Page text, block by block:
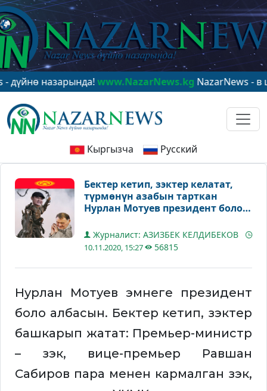
назарында!www.NazarNews.kgNazarNews - в
Кыргызча Русский
Бектер кетип, зэктер келатат,
түрмөнүн азабын тарткан
Нурлан Мотуев президент боло
Журналист: АЗИЗБЕК КЕЛДИБЕКОВ
10.11.2020, 15:27 56815
Нурлан Мотуев эмнеге президент
боло албасын. Бектер кетип, зэктер
башкарып жатат: Премьер-министр
– зэк, вице-премьер Равшан
Сабиров пара менен кармалган зэк,